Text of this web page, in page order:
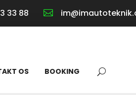

33 88
OS BOOKING